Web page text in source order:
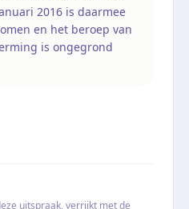
2016 is daarmee
en het beroep van
is ongegrond
uitspraak, verrijkt met de